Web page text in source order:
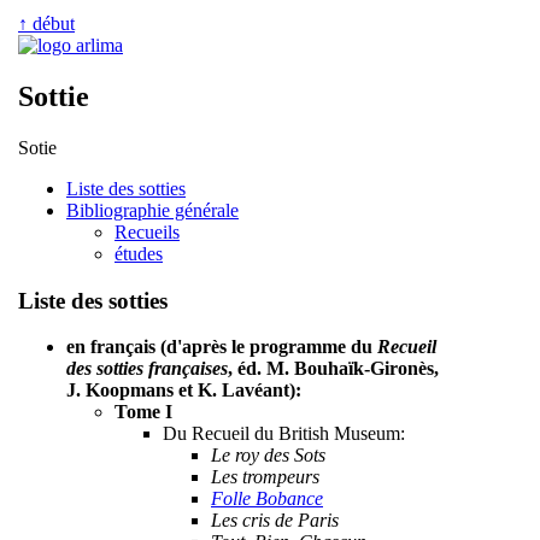
↑ début
Sottie
Sotie
Liste des sotties
Bibliographie générale
Recueils
études
Liste des sotties
en français (d'après le programme du Recueil
des sotties françaises, éd. M. Bouhaïk-Gironès,
J. Koopmans et K. Lavéant):
Tome I
Du Recueil du British Museum:
Le roy des Sots
Les trompeurs
Folle Bobance
Les cris de Paris